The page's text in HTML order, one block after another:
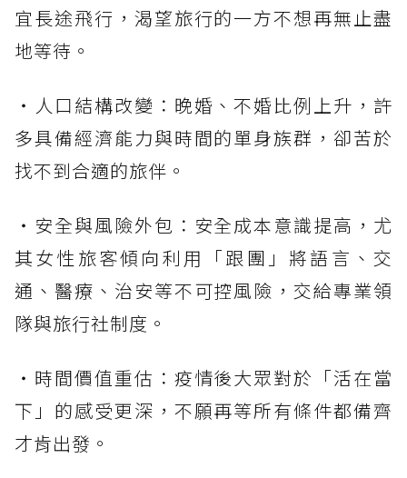
宜長途飛行，渴望旅行的一方不想再無止盡
地等待。
・人口結構改變：晚婚、不婚比例上升，許
多具備經濟能力與時間的單身族群，卻苦於
找不到合適的旅伴。
・安全與風險外包：安全成本意識提高，尤
其女性旅客傾向利用「跟團」將語言、交
通、醫療、治安等不可控風險，交給專業領
隊與旅行社制度。
・時間價值重估：疫情後大眾對於「活在當
下」的感受更深，不願再等所有條件都備齊
才肯出發。